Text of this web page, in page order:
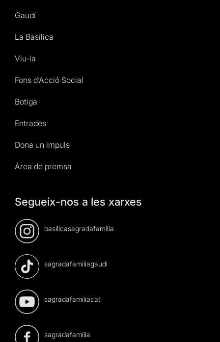
Gaudí
La Basílica
Viu-la
Fons d’Acció Social
Botiga
Entrades
Dona un impuls
Àrea de premsa
Segueix-nos a les xarxes
basilicasagradafamilia
sagradafamiliagaudi
sagradafamiliacat
sagradafamilia